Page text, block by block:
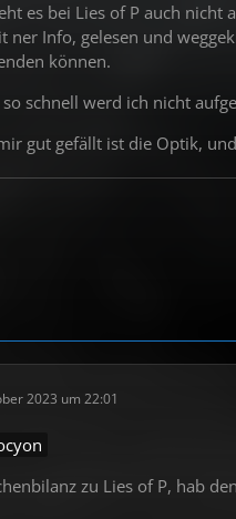
es bei Lies of P auch nicht
ner Info, gelesen und
können.
schnell werd ich nicht
gut gefällt ist die Optik,
2023 um 22:01
zu Lies of P, hab